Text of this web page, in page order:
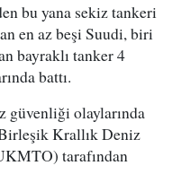
bu yana sekiz tankeri
en az beşi Suudi, biri
bayraklı tanker 4
battı.
güvenliği olaylarında
Krallık Deniz
tarafından